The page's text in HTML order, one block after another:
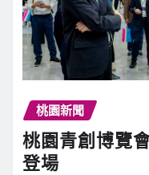
桃園新聞
桃園青創博覽
登場